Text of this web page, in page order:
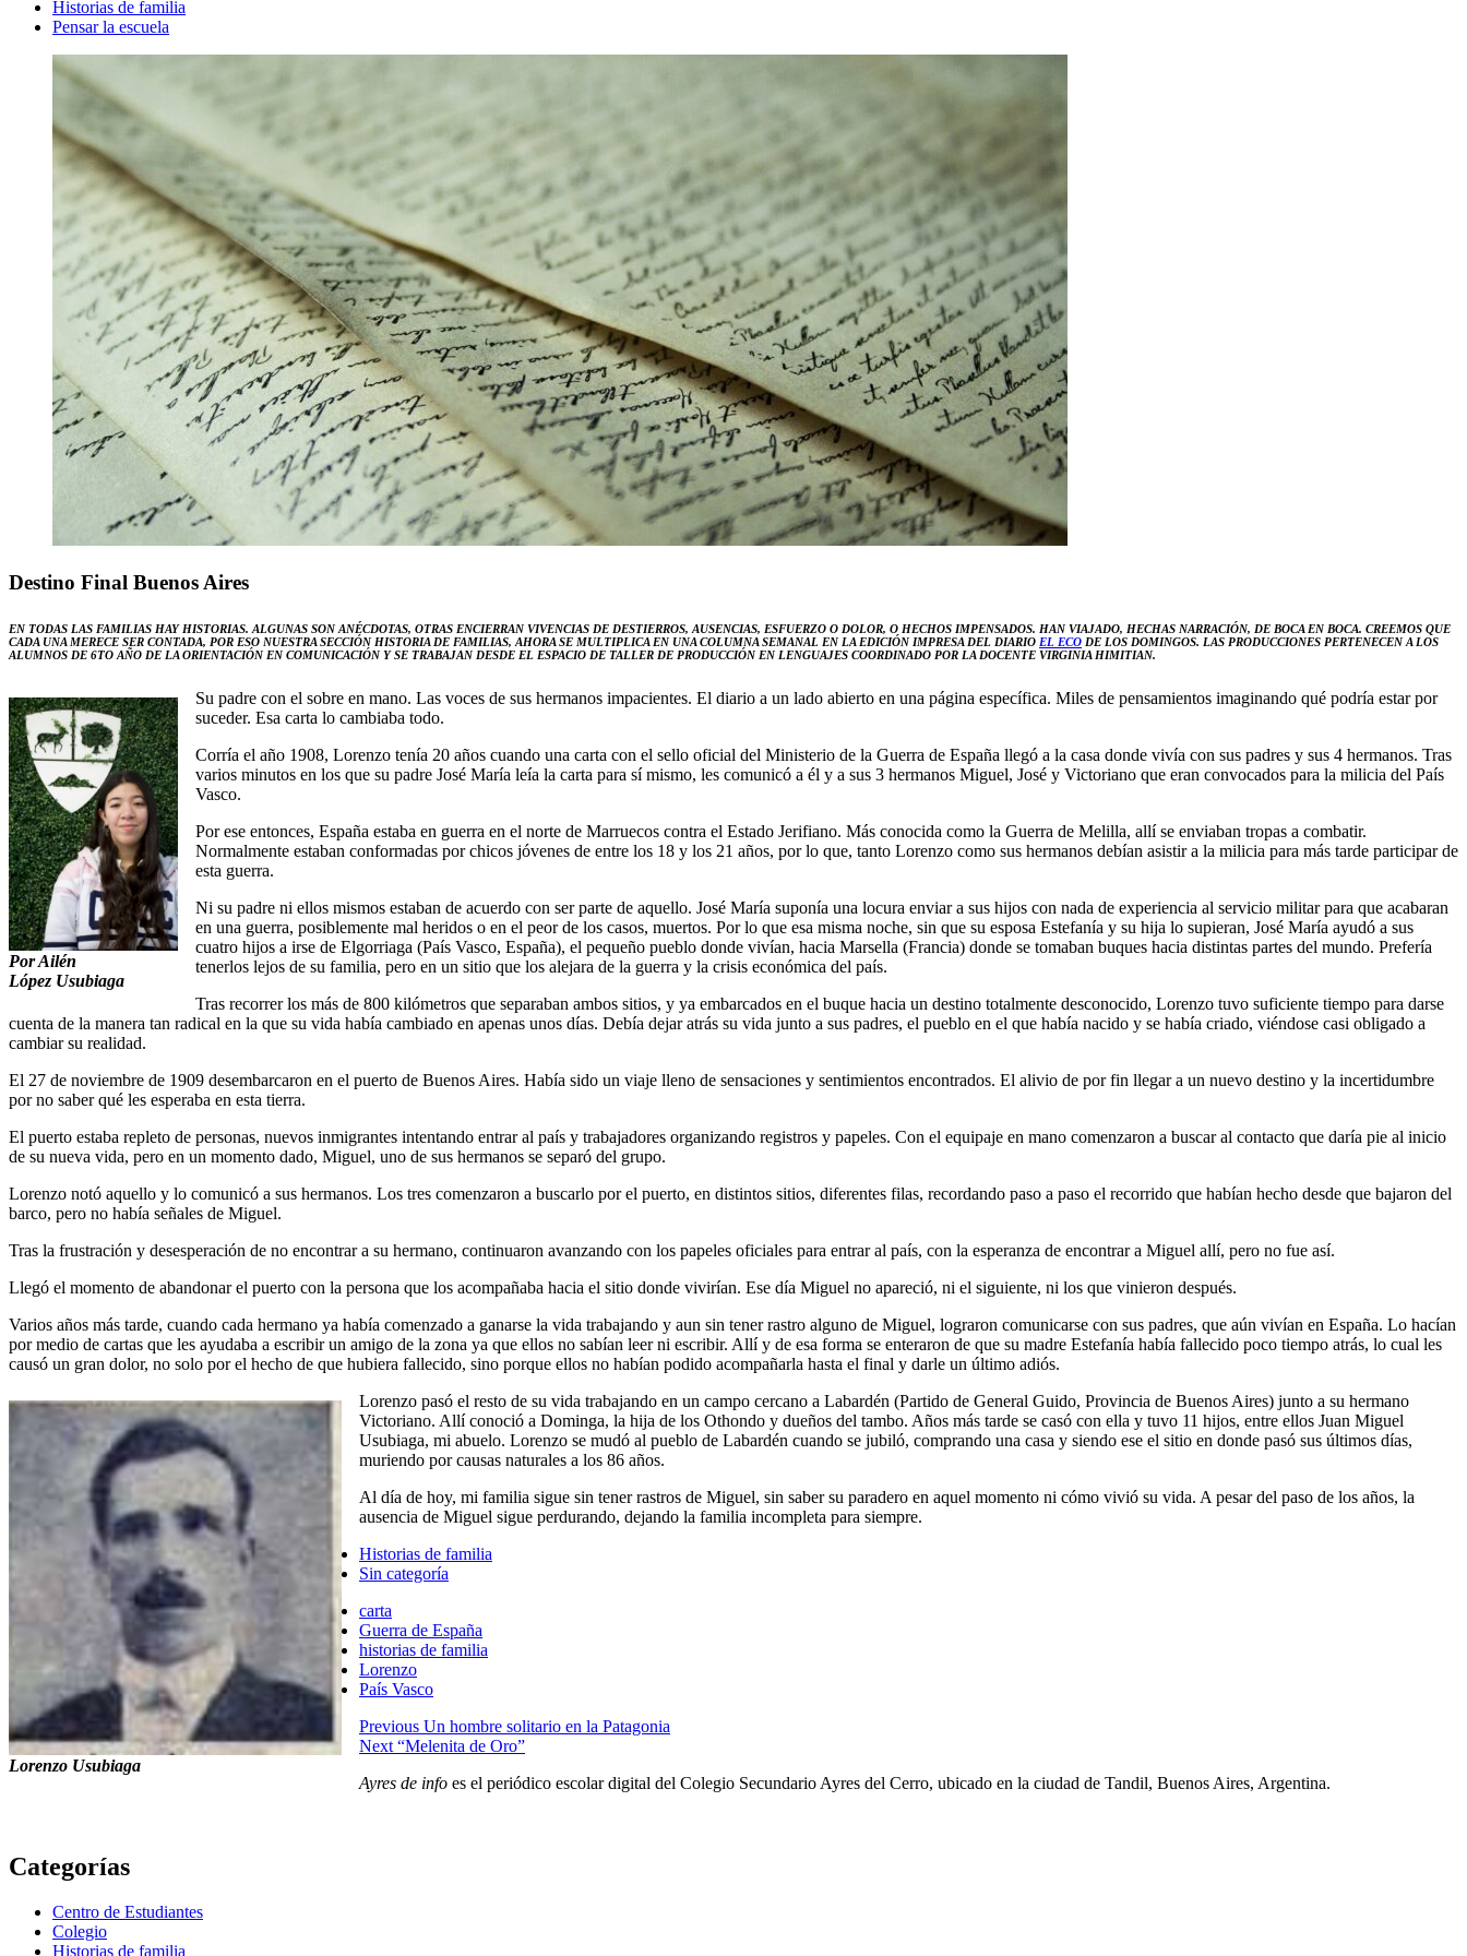
Historias de familia
Pensar la escuela
Destino Final Buenos Aires
EN TODAS LAS FAMILIAS HAY HISTORIAS. ALGUNAS SON ANÉCDOTAS, OTRAS ENCIERRAN VIVENCIAS DE DESTIERROS, AUSENCIAS, ESFUERZO O DOLOR, O HECHOS IMPENSADOS. HAN VIAJADO, HECHAS NARRACIÓN, DE BOCA EN BOCA. CREEMOS QUE
CADA UNA MERECE SER CONTADA, POR ESO NUESTRA SECCIÓN HISTORIA DE FAMILIAS, AHORA SE MULTIPLICA EN UNA COLUMNA SEMANAL EN LA EDICIÓN IMPRESA DEL DIARIO EL ECO DE LOS DOMINGOS. LAS PRODUCCIONES PERTENECEN A LOS
ALUMNOS DE 6TO AÑO DE LA ORIENTACIÓN EN COMUNICACIÓN Y SE TRABAJAN DESDE EL ESPACIO DE TALLER DE PRODUCCIÓN EN LENGUAJES COORDINADO POR LA DOCENTE VIRGINIA HIMITIAN.
Por Ailén
López Usubiaga
Su padre con el sobre en mano. Las voces de sus hermanos impacientes. El diario a un lado abierto en una página específica. Miles de pensamientos imaginando qué podría estar por
suceder. Esa carta lo cambiaba todo.
Corría el año 1908, Lorenzo tenía 20 años cuando una carta con el sello oficial del Ministerio de la Guerra de España llegó a la casa donde vivía con sus padres y sus 4 hermanos. Tras
varios minutos en los que su padre José María leía la carta para sí mismo, les comunicó a él y a sus 3 hermanos Miguel, José y Victoriano que eran convocados para la milicia del País
Vasco.
Por ese entonces, España estaba en guerra en el norte de Marruecos contra el Estado Jerifiano. Más conocida como la Guerra de Melilla, allí se enviaban tropas a combatir.
Normalmente estaban conformadas por chicos jóvenes de entre los 18 y los 21 años, por lo que, tanto Lorenzo como sus hermanos debían asistir a la milicia para más tarde participar de
esta guerra.
Ni su padre ni ellos mismos estaban de acuerdo con ser parte de aquello. José María suponía una locura enviar a sus hijos con nada de experiencia al servicio militar para que acabaran
en una guerra, posiblemente mal heridos o en el peor de los casos, muertos. Por lo que esa misma noche, sin que su esposa Estefanía y su hija lo supieran, José María ayudó a sus
cuatro hijos a irse de Elgorriaga (País Vasco, España), el pequeño pueblo donde vivían, hacia Marsella (Francia) donde se tomaban buques hacia distintas partes del mundo. Prefería
tenerlos lejos de su familia, pero en un sitio que los alejara de la guerra y la crisis económica del país.
Tras recorrer los más de 800 kilómetros que separaban ambos sitios, y ya embarcados en el buque hacia un destino totalmente desconocido, Lorenzo tuvo suficiente tiempo para darse
cuenta de la manera tan radical en la que su vida había cambiado en apenas unos días. Debía dejar atrás su vida junto a sus padres, el pueblo en el que había nacido y se había criado, viéndose casi obligado a
cambiar su realidad.
El 27 de noviembre de 1909 desembarcaron en el puerto de Buenos Aires. Había sido un viaje lleno de sensaciones y sentimientos encontrados. El alivio de por fin llegar a un nuevo destino y la incertidumbre
por no saber qué les esperaba en esta tierra.
El puerto estaba repleto de personas, nuevos inmigrantes intentando entrar al país y trabajadores organizando registros y papeles. Con el equipaje en mano comenzaron a buscar al contacto que daría pie al inicio
de su nueva vida, pero en un momento dado, Miguel, uno de sus hermanos se separó del grupo.
Lorenzo notó aquello y lo comunicó a sus hermanos. Los tres comenzaron a buscarlo por el puerto, en distintos sitios, diferentes filas, recordando paso a paso el recorrido que habían hecho desde que bajaron del
barco, pero no había señales de Miguel.
Tras la frustración y desesperación de no encontrar a su hermano, continuaron avanzando con los papeles oficiales para entrar al país, con la esperanza de encontrar a Miguel allí, pero no fue así.
Llegó el momento de abandonar el puerto con la persona que los acompañaba hacia el sitio donde vivirían. Ese día Miguel no apareció, ni el siguiente, ni los que vinieron después.
Varios años más tarde, cuando cada hermano ya había comenzado a ganarse la vida trabajando y aun sin tener rastro alguno de Miguel, lograron comunicarse con sus padres, que aún vivían en España. Lo hacían
por medio de cartas que les ayudaba a escribir un amigo de la zona ya que ellos no sabían leer ni escribir. Allí y de esa forma se enteraron de que su madre Estefanía había fallecido poco tiempo atrás, lo cual les
causó un gran dolor, no solo por el hecho de que hubiera fallecido, sino porque ellos no habían podido acompañarla hasta el final y darle un último adiós.
Lorenzo Usubiaga
Lorenzo pasó el resto de su vida trabajando en un campo cercano a Labardén (Partido de General Guido, Provincia de Buenos Aires) junto a su hermano
Victoriano. Allí conoció a Dominga, la hija de los Othondo y dueños del tambo. Años más tarde se casó con ella y tuvo 11 hijos, entre ellos Juan Miguel
Usubiaga, mi abuelo. Lorenzo se mudó al pueblo de Labardén cuando se jubiló, comprando una casa y siendo ese el sitio en donde pasó sus últimos días,
muriendo por causas naturales a los 86 años.
Al día de hoy, mi familia sigue sin tener rastros de Miguel, sin saber su paradero en aquel momento ni cómo vivió su vida. A pesar del paso de los años, la
ausencia de Miguel sigue perdurando, dejando la familia incompleta para siempre.
Historias de familia
Sin categoría
carta
Guerra de España
historias de familia
Lorenzo
País Vasco
Navegación
de
Previous Un hombre solitario en la Patagonia
Next “Melenita de Oro”
Ayres de info es el periódico escolar digital del Colegio Secundario Ayres del Cerro, ubicado en la ciudad de Tandil, Buenos Aires, Argentina.
Categorías
Centro de Estudiantes
Colegio
Historias de familia